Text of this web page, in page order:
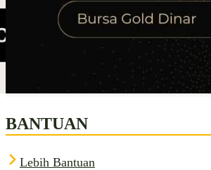
BANTUAN
Lebih Bantuan